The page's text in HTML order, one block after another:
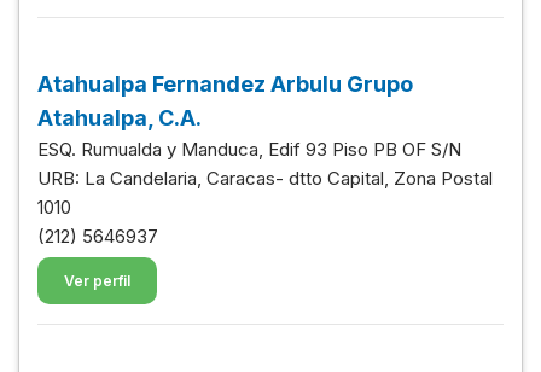
Atahualpa Fernandez Arbulu Grupo
Atahualpa, C.A.
ESQ. Rumualda y Manduca, Edif 93 Piso PB OF S/N
URB: La Candelaria, Caracas- dtto Capital, Zona Postal
1010
(212) 5646937
Ver perfil